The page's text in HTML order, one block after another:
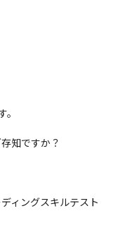
。
知ですか？
ィングスキルテスト